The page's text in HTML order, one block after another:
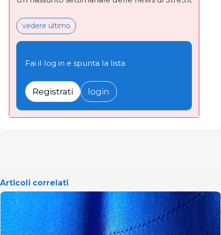
vedere ultimo
Fai il log in e spunta la lista
Registrati login
Articoli correlati